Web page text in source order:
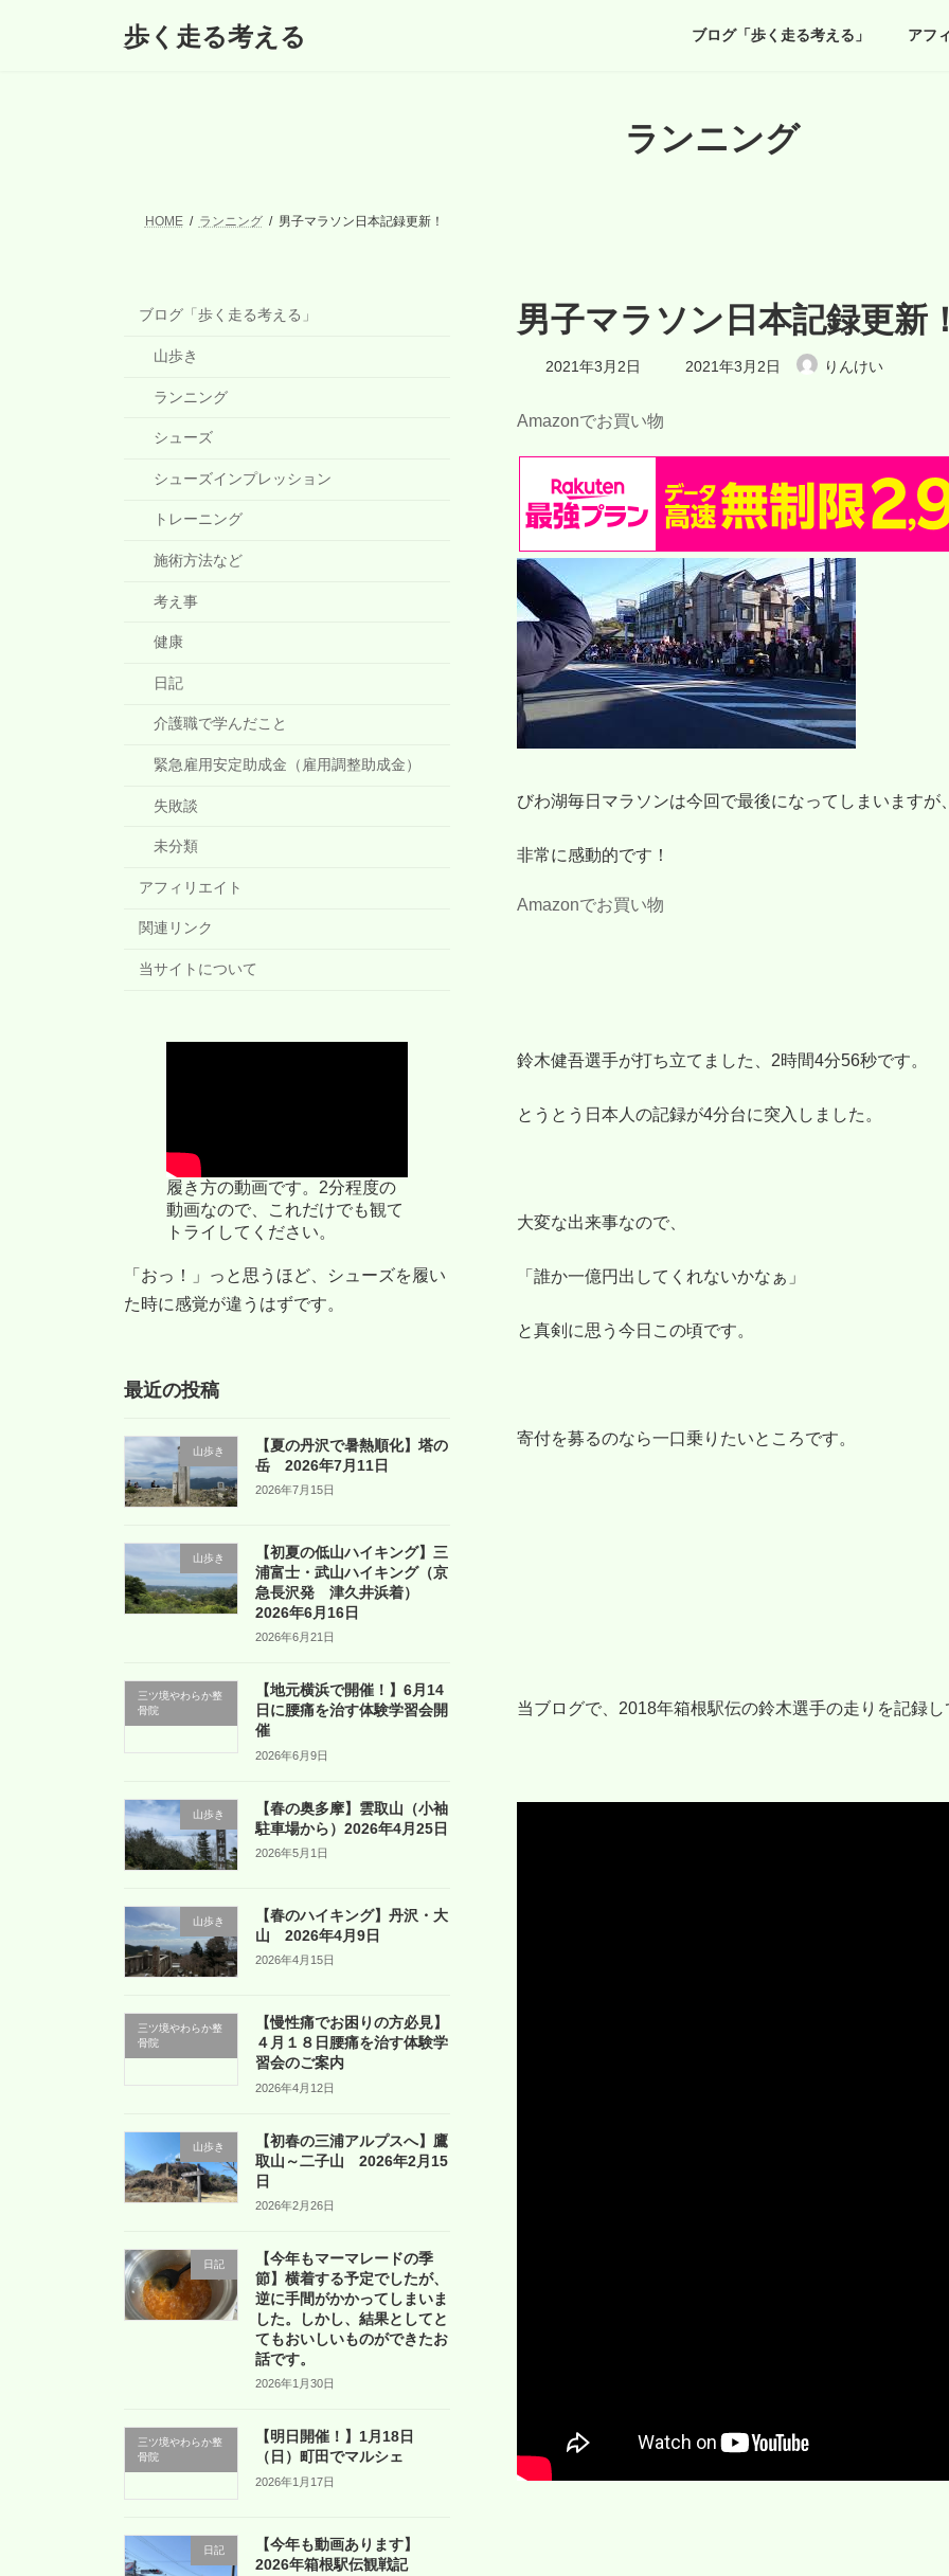
歩く走る考える ブログ「歩く走る考える」 アフ
ランニング
HOME ランニング 男子マラソン日本記録更新！
男子マラソン日本記録更新！
2021年3月2日
最
終
時
2021年3月2日 りんけい
Amazonでお買い物
びわ湖毎日マラソンは今回で最後になってしまいますが
非常に感動的です！
Amazonでお買い物
鈴木健吾選手が打ち立てました、2時間4分56秒です。
とうとう日本人の記録が4分台に突入しました。
大変な出来事なので、
「誰か一億円出してくれないかなぁ」
と真剣に思う今日この頃です。
寄付を募るのなら一口乗りたいところです。
当ブログで、2018年箱根駅伝の鈴木選手の走りを記録し
ブログ「歩く走る考える」
山歩き
ランニング
シューズ
シューズインプレッション
トレーニング
施術方法など
考え事
健康
日記
介護職で学んだこと
緊急雇用安定助成金（雇用調整助成金）
失敗談
未分類
アフィリエイト
関連リンク
当サイトについて
履き方の動画です。2分程度の
動画なので、これだけでも観て
トライしてください。
「おっ！」っと思うほど、シューズを履い
た時に感覚が違うはずです。
最近の投稿
山歩き
【夏の丹沢で暑熱順化】塔の
岳 2026年7月11日
2026年7月15日
山歩き
【初夏の低山ハイキング】三
浦富士・武山ハイキング（京
急長沢発 津久井浜着）
2026年6月16日
2026年6月21日
三ツ境やわらか整
骨院
【地元横浜で開催！】6月14
日に腰痛を治す体験学習会開
催
2026年6月9日
山歩き
【春の奥多摩】雲取山（小袖
駐車場から）2026年4月25日
2026年5月1日
山歩き
【春のハイキング】丹沢・大
山 2026年4月9日
2026年4月15日
三ツ境やわらか整
骨院
【慢性痛でお困りの方必見】
４月１８日腰痛を治す体験学
習会のご案内
2026年4月12日
山歩き
【初春の三浦アルプスへ】鷹
取山～二子山 2026年2月15
日
2026年2月26日
日記
【今年もマーマレードの季
節】横着する予定でしたが、
逆に手間がかかってしまいま
した。しかし、結果としてと
てもおいしいものができたお
話です。
2026年1月30日
三ツ境やわらか整
骨院
【明日開催！】1月18日
（日）町田でマルシェ
2026年1月17日
日記
【今年も動画あります】
2026年箱根駅伝観戦記